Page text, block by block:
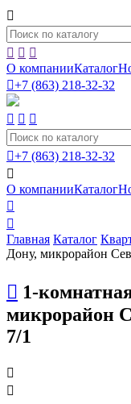

  
О компанииКаталог
+7 (863) 218-32-32
  
+7 (863) 218-32-32

О компанииКаталог


Главная Каталог
Дону, микрорайон
 1-
микрорайон
7/1

